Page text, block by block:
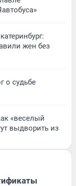
жен без
о судьбе
«веселый
выдворить из